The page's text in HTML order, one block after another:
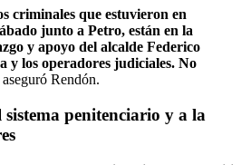
criminales que estuvieron en
junto a Petro, están en la
y apoyo del alcalde Federico
y los operadores judiciales. No
aseguró Rendón.
penitenciario y a la